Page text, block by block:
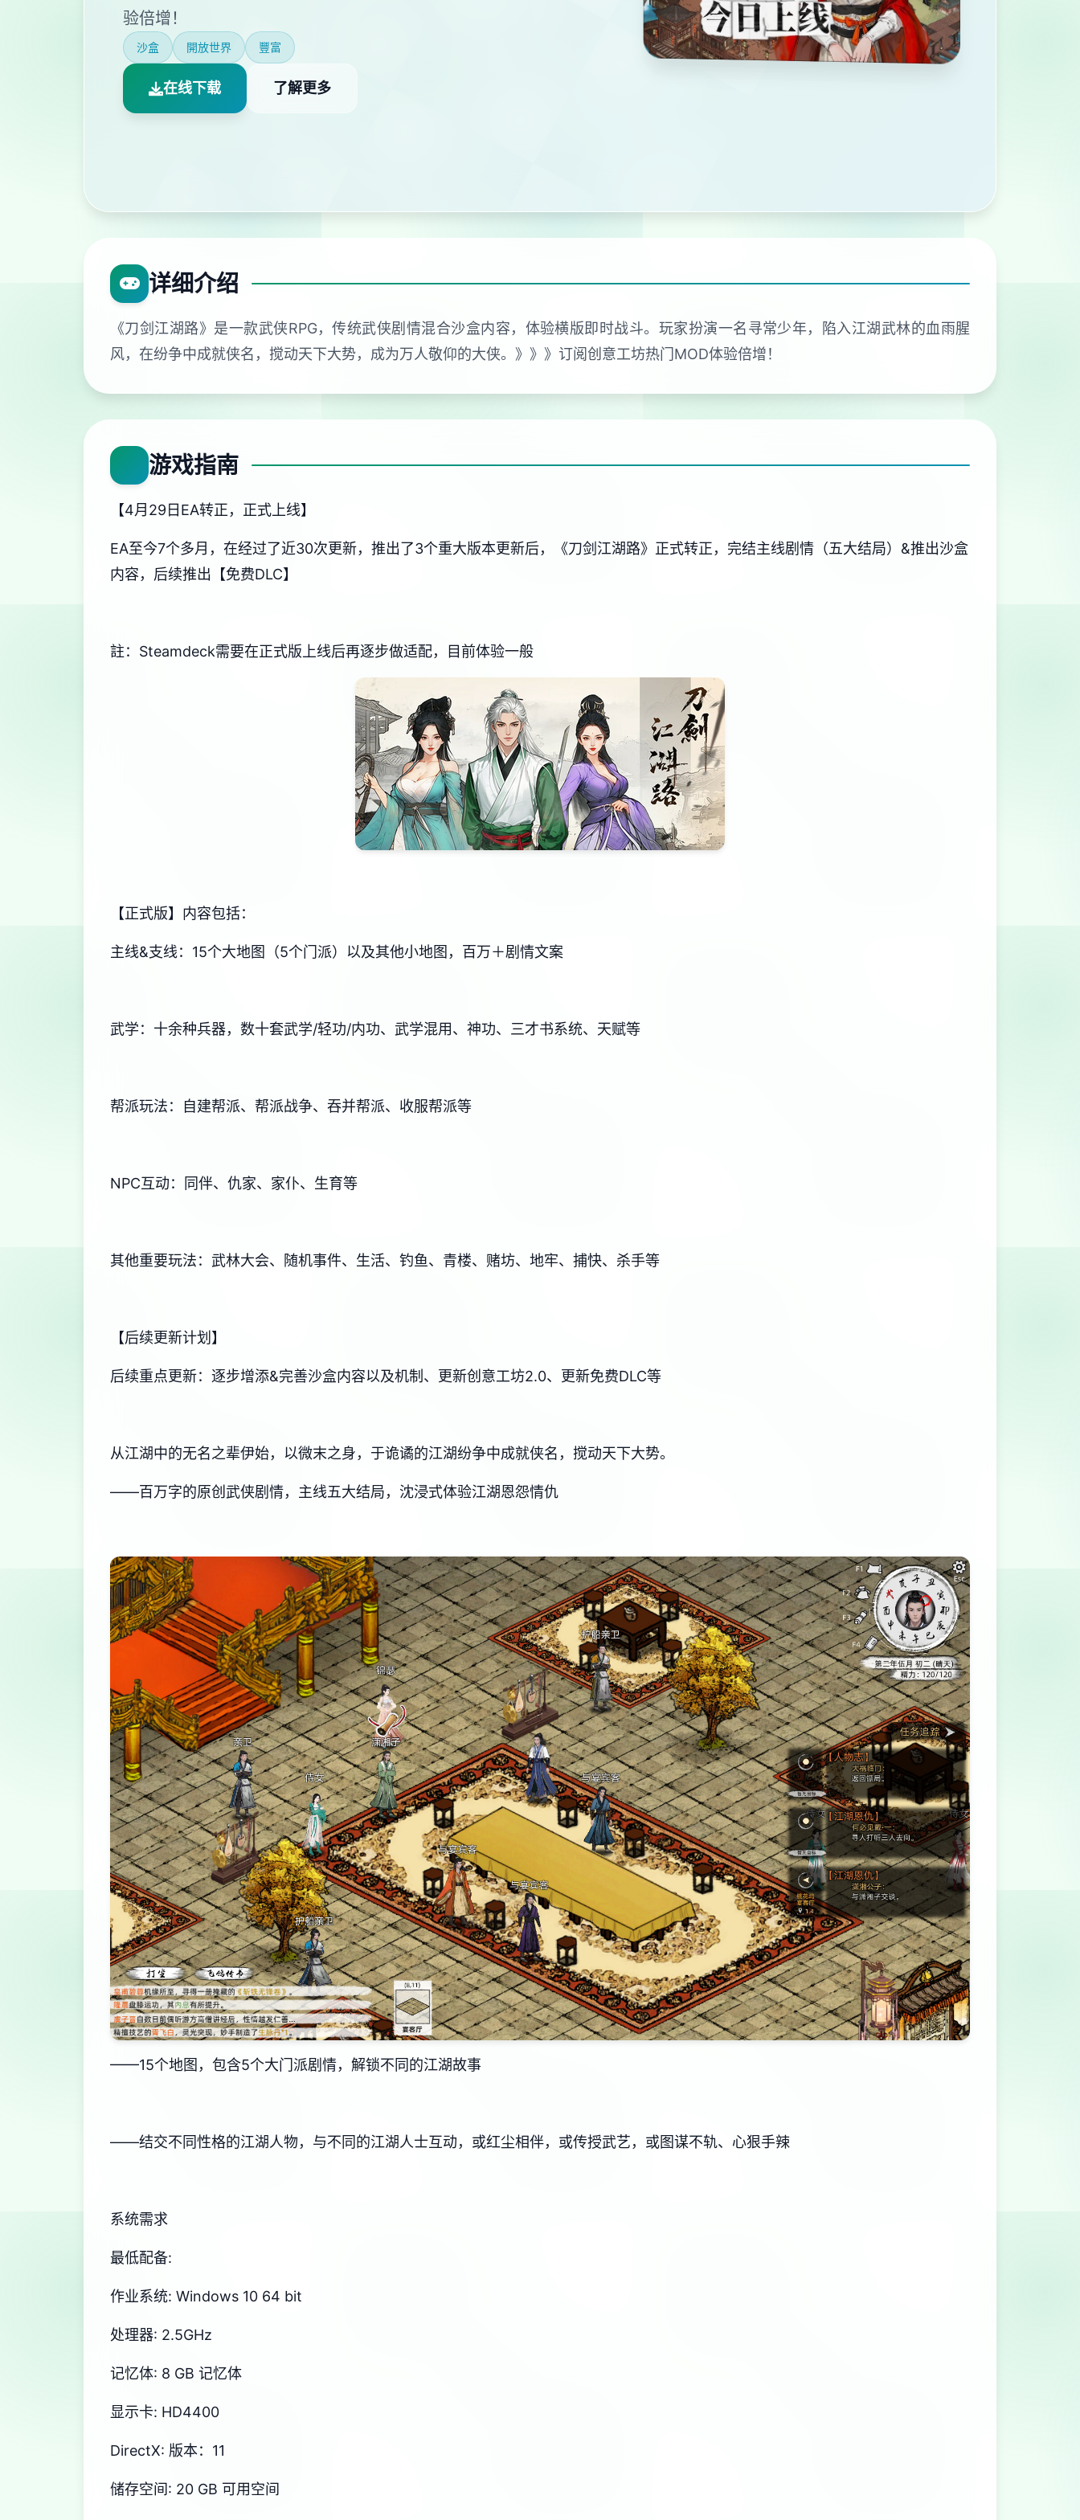
验倍增！
沙盒 開放世界 豐富
在线下载 了解更多
详细介绍
《刀剑江湖路》是一款武侠RPG，传统武侠剧情混合沙盒内容，体验横版即时战斗。玩家扮演一名寻常少年，陷入江湖武林的血雨腥
风，在纷争中成就侠名，搅动天下大势，成为万人敬仰的大侠。》》》订阅创意工坊热门MOD体验倍增！
游戏指南
【4月29日EA转正，正式上线】
EA至今7个多月，在经过了近30次更新，推出了3个重大版本更新后，《刀剑江湖路》正式转正，完结主线剧情（五大结局）&推出沙盒
内容，后续推出【免费DLC】
註：Steamdeck需要在正式版上线后再逐步做适配，目前体验一般
【正式版】内容包括：
主线&支线：15个大地图（5个门派）以及其他小地图，百万＋剧情文案
武学：十余种兵器，数十套武学/轻功/内功、武学混用、神功、三才书系统、天赋等
帮派玩法：自建帮派、帮派战争、吞并帮派、收服帮派等
NPC互动：同伴、仇家、家仆、生育等
其他重要玩法：武林大会、随机事件、生活、钓鱼、青楼、赌坊、地牢、捕快、杀手等
【后续更新计划】
后续重点更新：逐步增添&完善沙盒内容以及机制、更新创意工坊2.0、更新免费DLC等
从江湖中的无名之辈伊始，以微末之身，于诡谲的江湖纷争中成就侠名，搅动天下大势。
——百万字的原创武侠剧情，主线五大结局，沈浸式体验江湖恩怨情仇
——15个地图，包含5个大门派剧情，解锁不同的江湖故事
——结交不同性格的江湖人物，与不同的江湖人士互动，或红尘相伴，或传授武艺，或图谋不轨、心狠手辣
系统需求
最低配备:
作业系统: Windows 10 64 bit
处理器: 2.5GHz
记忆体: 8 GB 记忆体
显示卡: HD4400
DirectX: 版本：11
储存空间: 20 GB 可用空间